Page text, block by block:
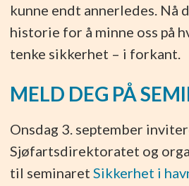
kunne endt annerledes. Nå
historie for å minne oss på
tenke sikkerhet – i forkant.
MELD DEG PÅ
Onsdag 3. september
Sjøfartsdirektoratet og
til seminaret Sikkerhet i